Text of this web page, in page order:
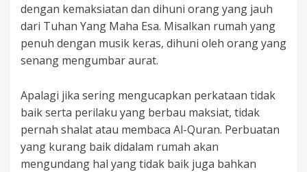
dengan kemaksiatan dan dihuni orang yang jauh
dari Tuhan Yang Maha Esa. Misalkan rumah yang
penuh dengan musik keras, dihuni oleh orang yang
senang mengumbar aurat.
Apalagi jika sering mengucapkan perkataan tidak
baik serta perilaku yang berbau maksiat, tidak
pernah shalat atau membaca Al-Quran. Perbuatan
yang kurang baik didalam rumah akan
mengundang hal yang tidak baik juga bahkan